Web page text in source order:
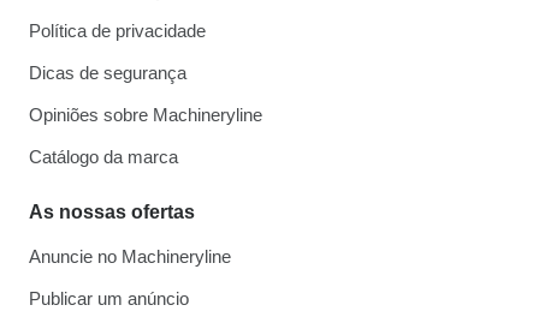
Política de privacidade
Dicas de segurança
Opiniões sobre Machineryline
Catálogo da marca
As nossas ofertas
Anuncie no Machineryline
Publicar um anúncio